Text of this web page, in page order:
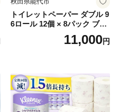
トイレットペーパー ダブル 9
6ロール 12個 × 8パック ブラ
ンカ 再生紙 100％ 芯あり 日
用品 消耗品 無香料 生活用品
11,000円